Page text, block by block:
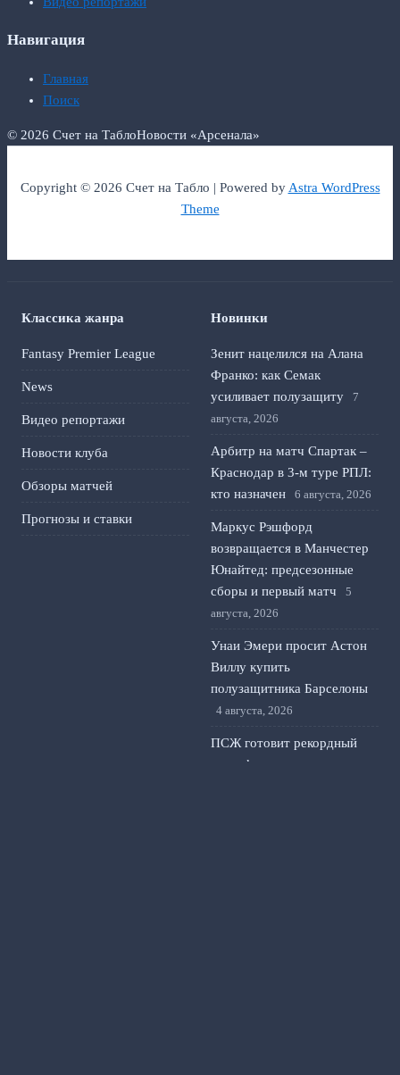
Навигация
Главная
Поиск
© 2026 Счет на ТаблоНовости «Арсенала»
Copyright © 2026 Счет на Табло | Powered byAstra WordPress
Theme
Классика жанра
Fantasy Premier League
News
Видео репортажи
Новости клуба
Обзоры матчей
Прогнозы и ставки
Новинки
Зенит нацелился на Алана
Франко: как Семак
усиливает полузащиту
7
августа, 2026
Арбитр на матч Спартак –
Краснодар в 3-м туре РПЛ:
кто назначен
6 августа, 2026
Маркус Рэшфорд
возвращается в Манчестер
Юнайтед: предсезонные
сборы и первый матч
5
августа, 2026
Унаи Эмери просит Астон
Виллу купить
полузащитника Барселоны
4 августа, 2026
ПСЖ готовит рекордный
трансфер нового вратаря